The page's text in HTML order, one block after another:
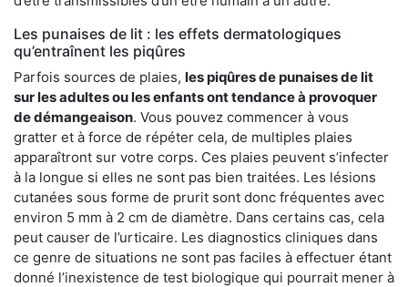
Les punaises de lit : les effets dermatologiques
qu’entraînent les piqûres
Parfois sources de plaies, les piqûres de punaises de lit
sur les adultes ou les enfants ont tendance à provoquer
de démangeaison. Vous pouvez commencer à vous
gratter et à force de répéter cela, de multiples plaies
apparaîtront sur votre corps. Ces plaies peuvent s’infecter
à la longue si elles ne sont pas bien traitées. Les lésions
cutanées sous forme de prurit sont donc fréquentes avec
environ 5 mm à 2 cm de diamètre. Dans certains cas, cela
peut causer de l’urticaire. Les diagnostics cliniques dans
ce genre de situations ne sont pas faciles à effectuer étant
donné l’inexistence de test biologique qui pourrait mener à